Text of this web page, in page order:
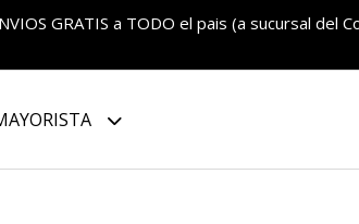
GRATIS a TODO el pais (a sucursal del